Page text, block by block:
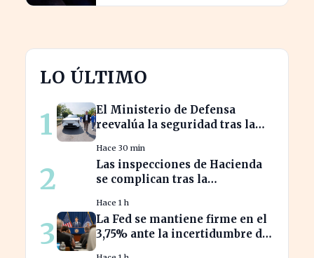
LO ÚLTIMO
1
El Ministerio de Defensa
reevalúa la seguridad tras la
Galicia
Hace 30 min
2
Las inspecciones de Hacienda
se complican tras la
el 'plan B
Hace 1 h
3
La Fed se mantiene firme en el
3,75% ante la incertidumbre del